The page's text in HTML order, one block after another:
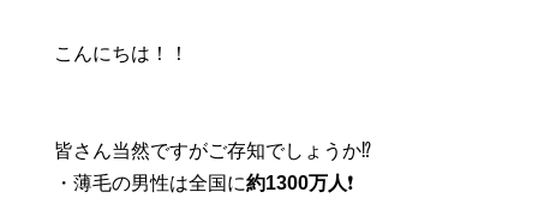
こんにちは！！
皆さん当然ですがご存知でしょうか⁉️
・薄毛の男性は全国に約1300万人❗️